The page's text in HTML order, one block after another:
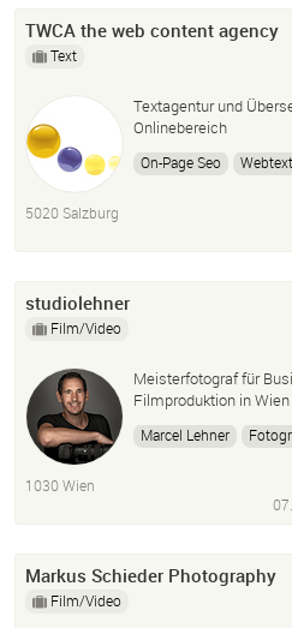
TWCA the web content agency
Text
Textagentur und
Onlinebereich
On-Page Seo Webtext
Neutexte In Allen Euro-
5020 Salzburg
studiolehner
Film/Video
Meisterfotograf für
Filmproduktion in Wien
Marcel Lehner
1030 Wien
Markus Schieder Photography
Film/Video